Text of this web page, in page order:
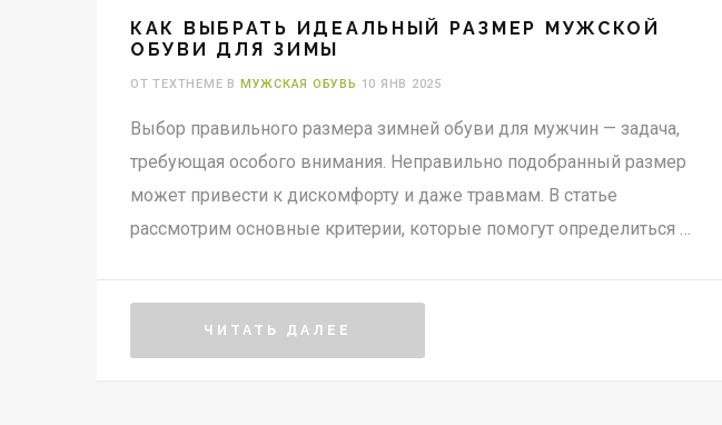
КАК ВЫБРАТЬ ИДЕАЛЬНЫЙ РАЗМЕР МУЖСКОЙ
ОБУВИ ДЛЯ ЗИМЫ
ОТ TEXTHEME В МУЖСКАЯ ОБУВЬ 10 ЯНВ 2025
Выбор правильного размера зимней обуви для мужчин — задача,
требующая особого внимания. Неправильно подобранный размер
может привести к дискомфорту и даже травмам. В статье
рассмотрим основные критерии, которые помогут определиться с
материалов и подходящих конструкций для зимней погоды. И
наконец, обсудим, как правильно ухаживать за такой обувью,
ЧИТАТЬ ДАЛЕЕ